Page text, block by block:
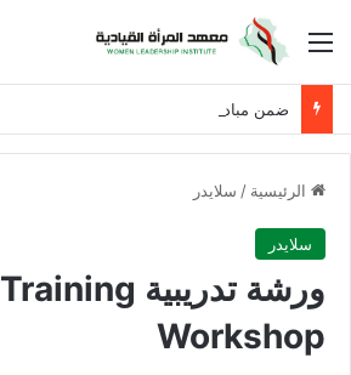
القائمة
ضمن مبادرة حان الوقت لنساء العراق
الرئيسية / سلايدر
سلايدر
ورشة تدريبية Training
Workshop